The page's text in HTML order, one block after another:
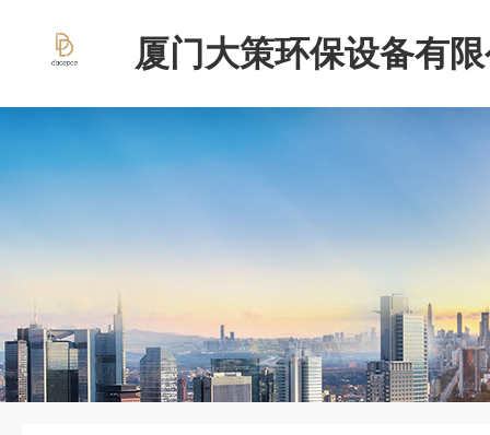
厦门大策环保设备有